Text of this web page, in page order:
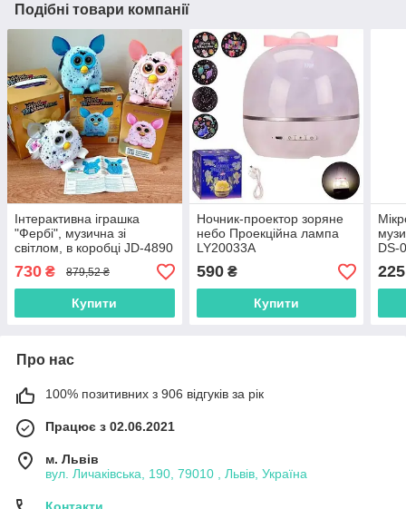
Подібні товари компанії
Інтерактивна іграшка
"Фербі", музична зі
світлом, в коробці JD-4890
730 ₴ 879,52 ₴
Купити
Ночник-проектор зоряне
небо Проекційна лампа
LY20033A
590₴
Купити
DS-
225
Про нас
100% позитивних з 906 відгуків за рік
Працює з 02.06.2021
м. Львів
вул. Личаківська, 190, 79010 , Львів, Україна